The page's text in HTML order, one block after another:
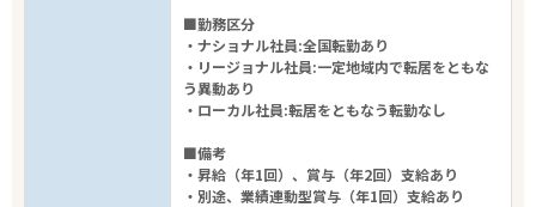
31件から検索する
■勤務区分
・ナショナル社員:全国転勤あり
・リージョナル社員:一定地域内で転居をともな
う異動あり
・ローカル社員:転居をともなう転勤なし
■備考
・昇給（年1回）、賞与（年2回）支給あり
・別途、業績連動型賞与（年1回）支給あり